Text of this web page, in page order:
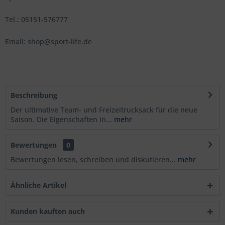
Tel.: 05151-576777
Email: shop@sport-life.de
Beschreibung
Der ultimative Team- und Freizeitrucksack für die neue
Saison. Die Eigenschaften in... mehr
Bewertungen
0
Bewertungen lesen, schreiben und diskutieren... mehr
Ähnliche Artikel
Kunden kauften auch